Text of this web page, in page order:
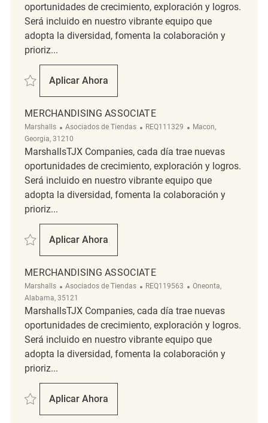
oportunidades de crecimiento, exploración y logros.
Será incluido en nuestro vibrante equipo que
adopta la diversidad, fomenta la colaboración y
prioriz...
Salvar Merchandising Associate REQ138542
Aplicar Ahora
Merchandising Associate
MERCHANDISING ASSOCIATE
Marshalls Categoría
Asociados de Tiendas ReqId
REQ111329 Ubicación
Macon,
Georgia, 31210
MarshallsTJX Companies, cada día trae nuevas
oportunidades de crecimiento, exploración y logros.
Será incluido en nuestro vibrante equipo que
adopta la diversidad, fomenta la colaboración y
prioriz...
Salvar Merchandising Associate REQ111329
Aplicar Ahora
Merchandising Associate
MERCHANDISING ASSOCIATE
Marshalls Categoría
Asociados de Tiendas ReqId
REQ119563 Ubicación
Oneonta,
Alabama, 35121
MarshallsTJX Companies, cada día trae nuevas
oportunidades de crecimiento, exploración y logros.
Será incluido en nuestro vibrante equipo que
adopta la diversidad, fomenta la colaboración y
prioriz...
Salvar Merchandising Associate REQ119563
Aplicar Ahora
Merchandising Associate